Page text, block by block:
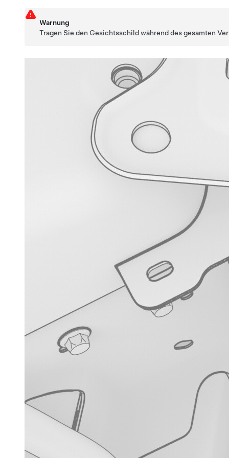
Warnung
Tragen Sie den Gesichtsschild während des gesamten